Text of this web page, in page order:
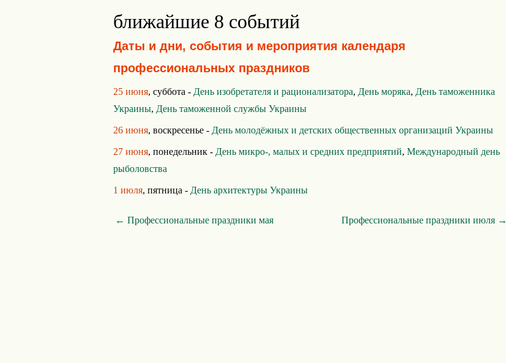
ближайшие 8 событий
Даты и дни, события и мероприятия календаря
профессиональных праздников
25 июня, суббота - День изобретателя и рационализатора, День моряка, День таможенника
Украины, День таможенной службы Украины
26 июня, воскресенье - День молодёжных и детских общественных организаций Украины
27 июня, понедельник - День микро-, малых и средних предприятий, Международный день
рыболовства
1 июля, пятница - День архитектуры Украины
← Профессиональные праздники мая Профессиональные праздники июля →